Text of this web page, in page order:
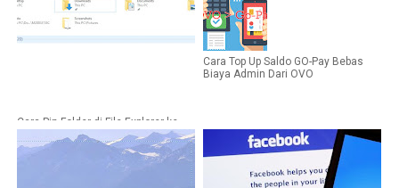
Cara Pin Folder di File Explorer ke
Quick Access
Cara Top Up Saldo GO-Pay Bebas
Biaya Admin Dari OVO